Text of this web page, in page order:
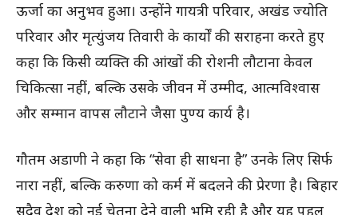
ऊर्जा का अनुभव हुआ। उन्होंने गायत्री परिवार, अखंड ज्योति
परिवार और मृत्युंजय तिवारी के कार्यों की सराहना करते हुए
कहा कि किसी व्यक्ति की आंखों की रोशनी लौटाना केवल
चिकित्सा नहीं, बल्कि उसके जीवन में उम्मीद, आत्मविश्वास
और सम्मान वापस लौटाने जैसा पुण्य कार्य है।
गौतम अडाणी ने कहा कि “सेवा ही साधना है” उनके लिए सिर्फ
नारा नहीं, बल्कि करुणा को कर्म में बदलने की प्रेरणा है। बिहार
सदैव देश को नई चेतना देने वाली भूमि रही है और यह पहल